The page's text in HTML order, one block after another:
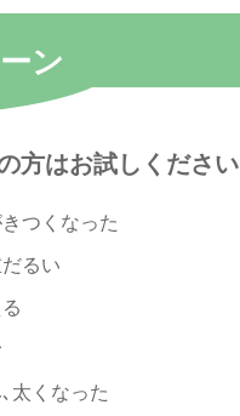
ン
方はお試しください
つくなった
るい
､太くなった